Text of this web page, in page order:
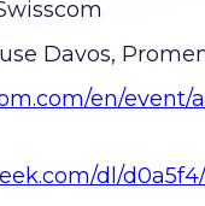
Davos,
en/
dl/